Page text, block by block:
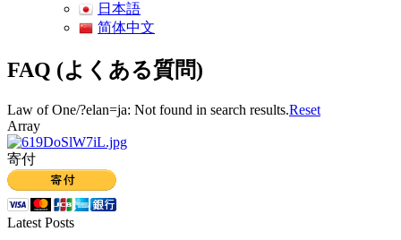
日本語
简体中文
FAQ (よくある質問)
Law of One/?elan=ja: Not found in search results.Reset
Array
寄付
Latest Posts